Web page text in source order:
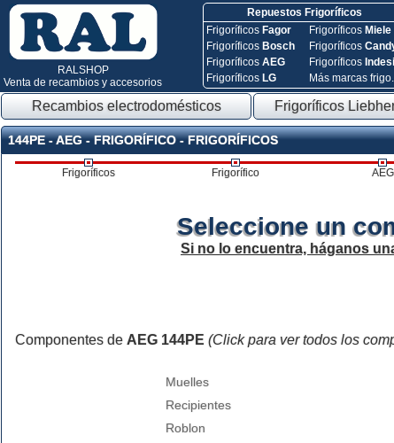
RALSHOP
Venta de recambios y accesorios
Repuestos Frigoríficos
Frigoríficos Fagor
Frigoríficos Bosch
FrigoríficosAEG
Frigoríficos LG
Frigoríficos Miele
Frigoríficos
Frigoríficos
Más marcas frigo.
Recambios electrodomésticos Frigoríficos
144PE - AEG - FRIGORÍFICO - FRIGORÍFICOS
Frigoríficos Frigorífico AEG
Seleccione un
Si no lo encuentra, háganos
Componentes de AEG 144PE (Click para ver todos los
Muelles
Recipientes
Roblon